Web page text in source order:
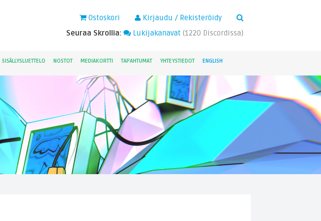
Kirjaudu / Rekisteröidy
Ostoskori
Seuraa Skrollia:
Lukijakanavat (1220 Discordissa)
SISÄLLYSLUETTELO NOSTOT MEDIAKORTTI TAPAHTUMAT YHTEYSTIEDOT ENGLISH